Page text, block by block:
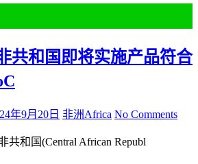
共和国即将实施产品符合
年9月20日 非洲Africa No Comments
共和国(Central African Republ